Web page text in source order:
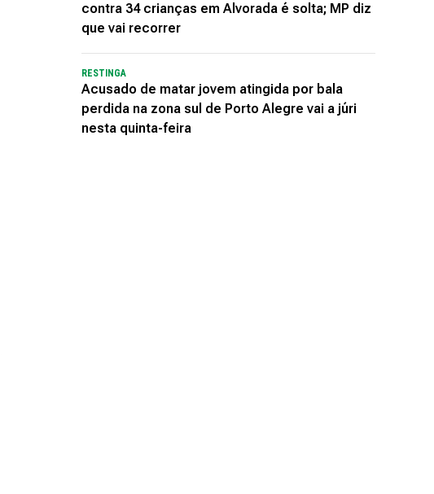
contra 34 crianças em Alvorada é solta; MP diz
que vai recorrer
RESTINGA
Acusado de matar jovem atingida por bala
perdida na zona sul de Porto Alegre vai a júri
nesta quinta-feira